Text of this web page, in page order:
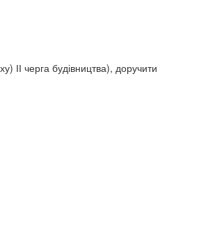
ІІ черга будівництва), доручити